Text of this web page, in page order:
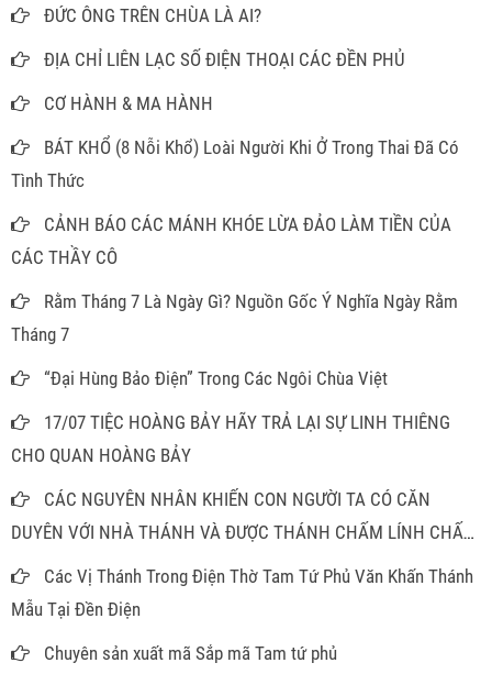
ĐỨC ÔNG TRÊN CHÙA LÀ AI?
ĐỊA CHỈ LIÊN LẠC SỐ ĐIỆN THOẠI CÁC ĐỀN PHỦ
CƠ HÀNH & MA HÀNH
BÁT KHỔ (8 Nỗi Khổ) Loài Người Khi Ở Trong Thai Đã Có
Tình Thức
CẢNH BÁO CÁC MÁNH KHÓE LỪA ĐẢO LÀM TIỀN CỦA
CÁC THẦY CÔ
Rằm Tháng 7 Là Ngày Gì? Nguồn Gốc Ý Nghĩa Ngày Rằm
Tháng 7
“Đại Hùng Bảo Điện” Trong Các Ngôi Chùa Việt
17/07 TIỆC HOÀNG BẢY HÃY TRẢ LẠI SỰ LINH THIÊNG
CHO QUAN HOÀNG BẢY
CÁC NGUYÊN NHÂN KHIẾN CON NGƯỜI TA CÓ CĂN
DUYÊN VỚI NHÀ THÁNH VÀ ĐƯỢC THÁNH CHẤM LÍNH CHẤM
ĐỒNGCác Vị Thánh Trong Điện Thờ Tam Tứ Phủ Văn Khấn Thánh
Mẫu Tại Đền Điện
Chuyên sản xuất mã Sắp mã Tam tứ phủ